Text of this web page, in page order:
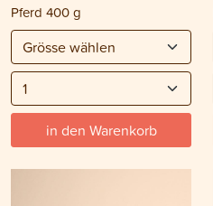
Pferd 400 g
in den Warenkorb